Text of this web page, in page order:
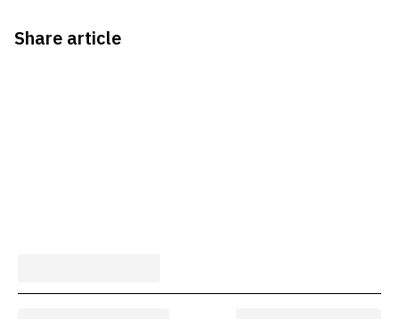
Share article